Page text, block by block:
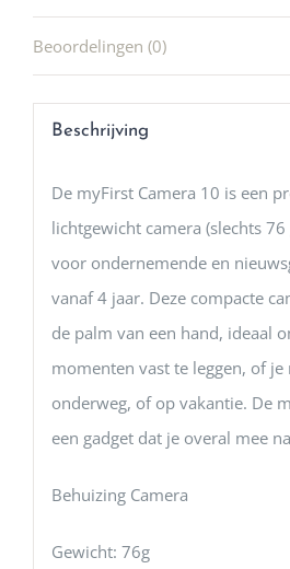
Beoordelingen (0)
Beschrijving
De myFirst Camera 10 is een
lichtgewicht camera (slechts
voor ondernemende en
vanaf 4 jaar. Deze compacte
de palm van een hand, ideaal
momenten vast te leggen, of
onderweg, of op vakantie. De
een gadget dat je overal mee
Behuizing Camera
Gewicht: 76g